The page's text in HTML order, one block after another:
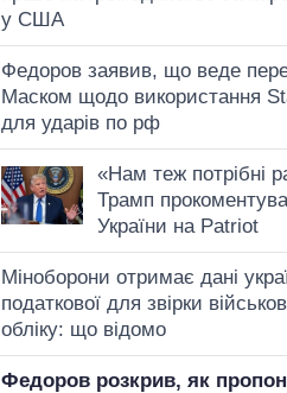
у США
Федоров заявив, що веде
Маском щодо використання
для ударів по рф
«Нам теж потрібні
Трамп
України на Patriot
Міноборони отримає дані
податкової для звірки
обліку: що відомо
Федоров розкрив, як